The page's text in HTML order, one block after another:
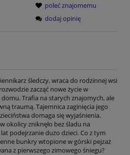
poleć znajomemu
dodaj opinię
śledczy, wraca do rodzinnej wsi
zacząć nowe życie w
Trafia na starych znajomych, ale
traumą. Tajemnica zaginięcia jego
domaga się wyjaśnienia.
okolicy zniknęło bez śladu na
podejrzanie dużo dzieci. Co z tym
bunkry wtopione w górski pejzaż
z pierwszego zimowego śniegu?